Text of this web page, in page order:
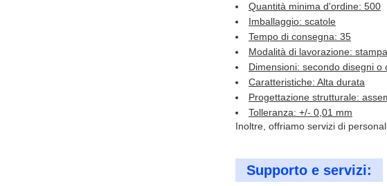
Quantità minima d'ordine: 500
Imballaggio: scatole
Tempo di consegna: 35
Modalità di lavorazione:
Dimensioni: secondo disegni o
Caratteristiche: Alta durata
Progettazione strutturale:
Tolleranza: +/- 0,01 mm
Inoltre, offriamo servizi di
Supporto e servizi: